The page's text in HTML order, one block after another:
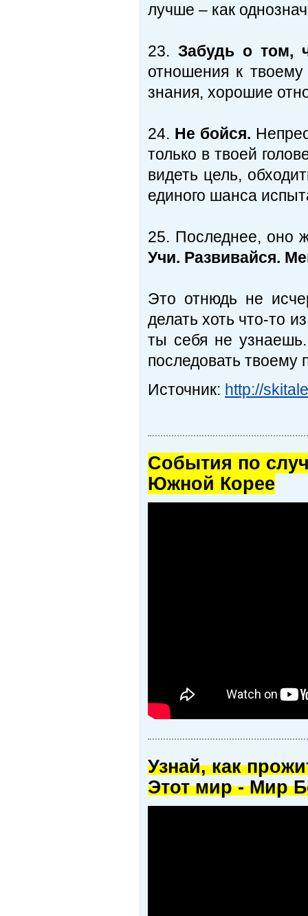
лучше – как
23. Забудь о том,
отношения к
знания, хорошие
24. Не бойся.
только в твоей
видеть цель,
единого шанса
25. Последнее, оно
Учи. Развивайся.
Это отнюдь не
делать хоть что-то
ты себя не
последовать твоему
Источник: http://
Cобытия по
Южной Корее
Узнай, как
Этот мир - Мир